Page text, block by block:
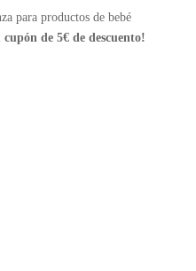
para productos de bebé
de 5€ de descuento!